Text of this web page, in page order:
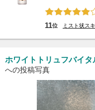
11位 ミスト状ス
ホワイトトリュフバイ
への投稿写真